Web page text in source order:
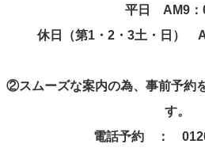
平日 AM9 ：
休日（第1 ・ 2 ・ 3土・日）
②スムーズな案内の為、事前予約
す。
電話予約 ：